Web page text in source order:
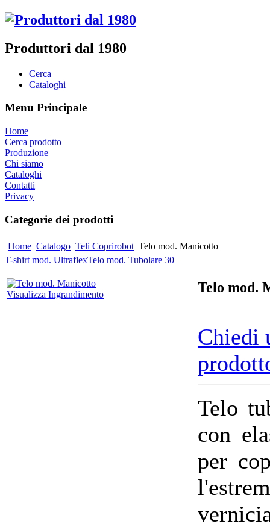
Produttori dal 1980
Cerca
Cataloghi
Menu Principale
Home
Cerca prodotto
Produzione
Chi siamo
Cataloghi
Contatti
Privacy
Categorie dei prodotti
Home Catalogo Teli Coprirobot Telo mod. Manicotto
T-shirt mod. UltraflexTelo mod. Tubolare 30
Visualizza Ingrandimento Telo mod.
Chiedi
Telo
con
per